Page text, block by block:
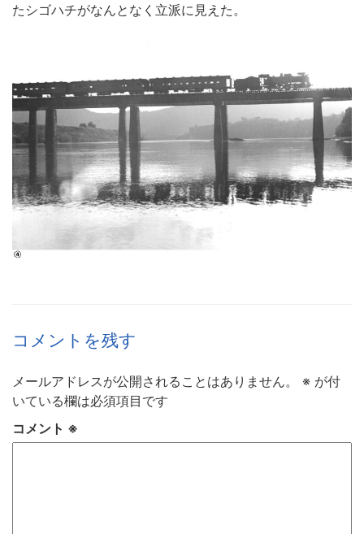
たシゴハチがなんとなく立派に見えた。
コメントを残す
メールアドレスが公開されることはありません。 ※ が付
いている欄は必須項目です
コメント ※